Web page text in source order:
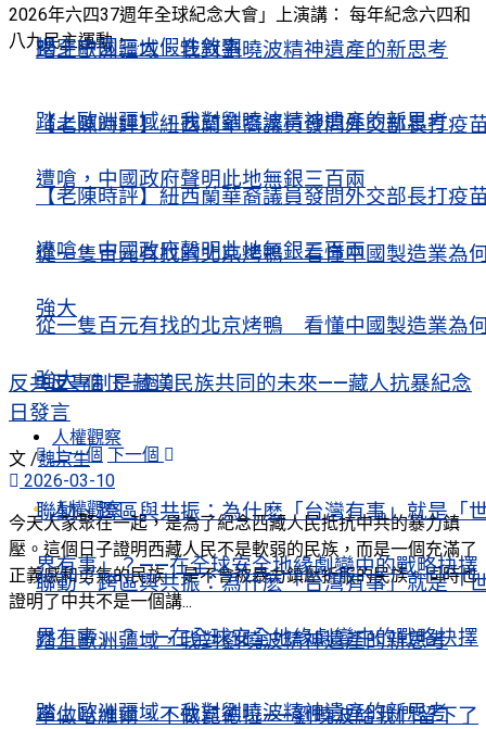
踏上歐洲疆域，我對劉曉波精神遺產的新思考
【老陳時評】紐西蘭華裔議員發問外交部長打疫
遭嗆，中國政府聲明此地無銀三百兩
從一隻百元有找的北京烤鴨 看懂中國製造業為
強大
上一個 下一個
人權觀察
聯動、跨區與共振：為什麽「台灣有事」就是「
界有事」？——在全球安全地緣劇變中的戰略抉擇
踏上歐洲疆域，我對劉曉波精神遺產的新思考
寧做哈維爾，不做昆德拉——劉曉波給我們留下了
揭穿中國三大假性敘事
踏上歐洲疆域，我對劉曉波精神遺產的新思考
【老陳時評】紐西蘭華裔議員發問外交部長打疫
遭嗆，中國政府聲明此地無銀三百兩
從一隻百元有找的北京烤鴨 看懂中國製造業為
強大
上一個 下一個
人權觀察
聯動、跨區與共振：為什麽「台灣有事」就是「
界有事」？——在全球安全地緣劇變中的戰略抉擇
踏上歐洲疆域，我對劉曉波精神遺產的新思考
2026年六四37週年全球紀念大會」上演講： 每年紀念六四和
八九民主運動，...
反共反專制是藏漢民族共同的未來——藏人抗暴紀念
日發言
文 /魏京生
2026-03-10
今天大家聚在一起，是為了紀念西藏人民抵抗中共的暴力鎮
壓。這個日子證明西藏人民不是軟弱的民族，而是一個充滿了
正義感和勇氣的民族，是不會被暴力鎮壓折服的民族。同時也
證明了中共不是一個講...